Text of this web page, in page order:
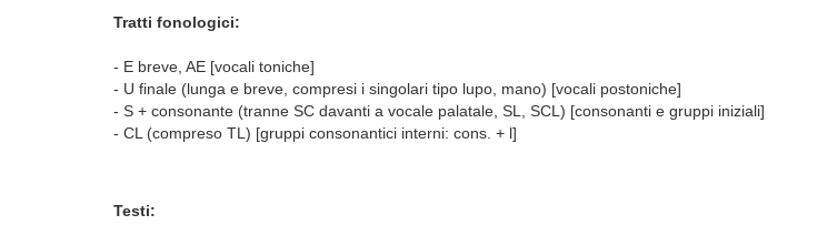
Tratti fonologici:
- E breve, AE [vocali toniche]
- U finale (lunga e breve, compresi i singolari tipo lupo, mano) [vocali postoniche]
- S + consonante (tranne SC davanti a vocale palatale, SL, SCL) [consonanti e gruppi iniziali]
- CL (compreso TL) [gruppi consonantici interni: cons. + l]
Testi: